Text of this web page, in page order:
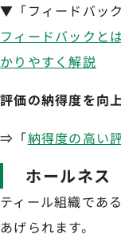
▼「フィードバッ
フィードバックと
かりやすく解説
評価の納得度を向
⇒「納得度の高い
ホールネス
ティール組織であ
あげられます。